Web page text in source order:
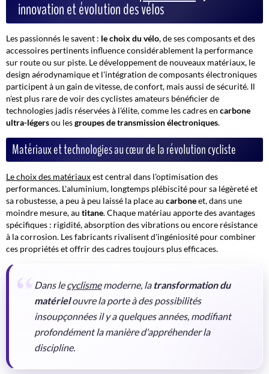
innovation et évolution des vélos
Les passionnés le savent : le choix du vélo, de ses composants et des
accessoires pertinents influence considérablement la performance
sur route ou sur piste. Le développement de nouveaux matériaux, le
design aérodynamique et l'intégration de composants électroniques
participent à un gain de vitesse, de confort, mais aussi de sécurité. Il
n'est plus rare de voir des cyclistes amateurs bénéficier de
technologies jadis réservées à l'élite, comme les cadres en carbone
ultra-légersou lesgroupes de transmission électroniques.
Matériaux et technologies au cœur de la révolution cycliste
Le choix des matériauxest central dans l'optimisation des
performances. L'aluminium, longtemps plébiscité pour sa légèreté et
sa robustesse, a peu à peu laissé la place au carboneet, dans une
moindre mesure, au titane. Chaque matériau apporte des avantages
spécifiques : rigidité, absorption des vibrations ou encore résistance
à la corrosion. Les fabricants rivalisent d'ingéniosité pourcombiner
ces propriétéset offrir des cadres toujours plus efficaces.
Dans lecyclismemoderne, la transformation du
matérielouvre la porte à des possibilités
insoupçonnées il y a quelques années, modifiant
profondément la manière d'appréhender la
discipline.